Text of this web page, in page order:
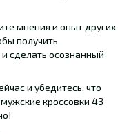
мнения и опыт других
получить
сделать осознанный
и убедитесь, что
кроссовки 43